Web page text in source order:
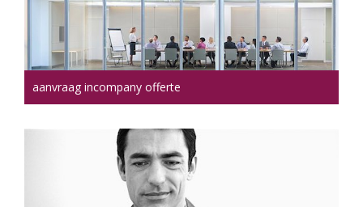
aanvraag incompany offerte